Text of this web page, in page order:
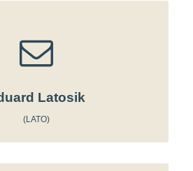
Latosik
(LATO)